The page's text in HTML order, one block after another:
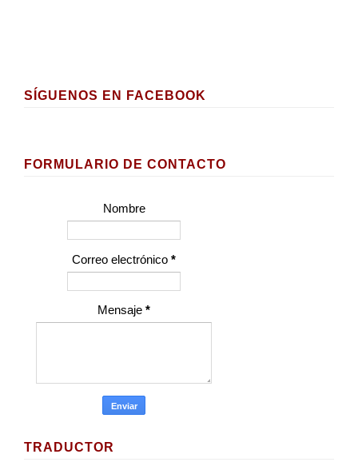
SÍGUENOS EN FACEBOOK
FORMULARIO DE CONTACTO
Nombre
Correo electrónico *
Mensaje *
TRADUCTOR